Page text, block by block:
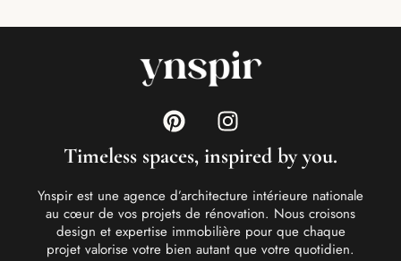
Timeless spaces, inspired by you.
Ynspir est une agence d’architecture intérieure nationale
au cœur de vos projets de rénovation. Nous croisons
design et expertise immobilière pour que chaque
projet valorise votre bien autant que votre quotidien.